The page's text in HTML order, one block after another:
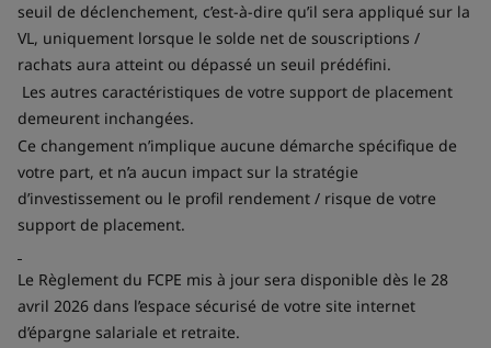
seuil de déclenchement, c’est-à-dire qu’il sera appliqué sur la
VL, uniquement lorsque le solde net de souscriptions /
rachats aura atteint ou dépassé un seuil prédéfini.
Les autres caractéristiques de votre support de placement
demeurent inchangées.
Ce changement n’implique aucune démarche spécifique de
votre part, et n’a aucun impact sur la stratégie
d’investissement ou le profil rendement / risque de votre
support de placement.
Le Règlement du FCPE mis à jour sera disponible dès le 28
avril 2026 dans l’espace sécurisé de votre site internet
d’épargne salariale et retraite.